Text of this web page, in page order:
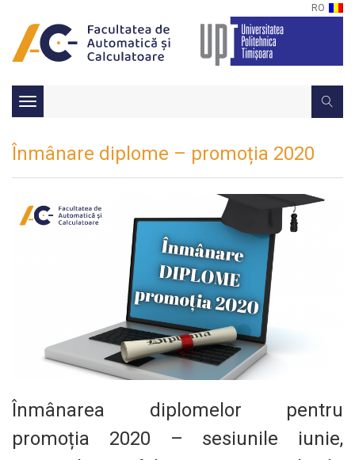
RO
Toggle
navigation
Înmânare diplome – promoția 2020
Înmânarea diplomelor pentru
promoția 2020 – sesiunile iunie,